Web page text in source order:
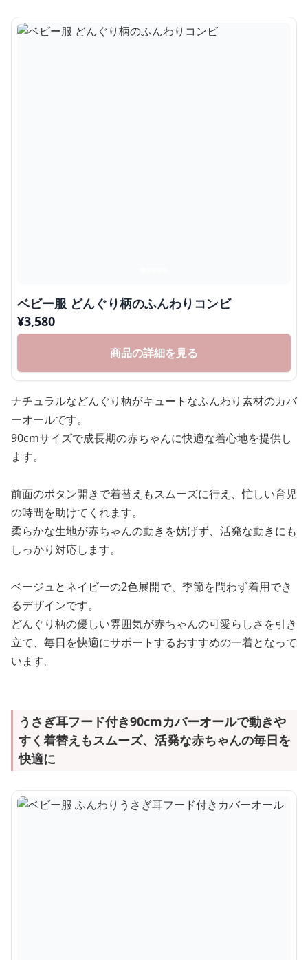
ベビー服 どんぐり柄のふんわりコンビ
¥3,580
商品の詳細を見る
ナチュラルなどんぐり柄がキュートなふんわり素材のカバ
ーオールです。
90cmサイズで成長期の赤ちゃんに快適な着心地を提供し
ます。
前面のボタン開きで着替えもスムーズに行え、忙しい育児
の時間を助けてくれます。
柔らかな生地が赤ちゃんの動きを妨げず、活発な動きにも
しっかり対応します。
ベージュとネイビーの2色展開で、季節を問わず着用でき
るデザインです。
どんぐり柄の優しい雰囲気が赤ちゃんの可愛らしさを引き
立て、毎日を快適にサポートするおすすめの一着となって
います。
うさぎ耳フード付き90cmカバーオールで動きや
すく着替えもスムーズ、活発な赤ちゃんの毎日を
快適に